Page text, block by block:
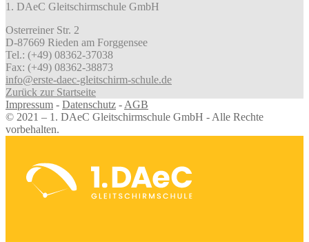
1. DAeC Gleitschirmschule GmbH
Osterreiner Str. 2
D-87669 Rieden am Forggensee
Tel.: (+49) 08362-37038
Fax: (+49) 08362-38873
info@erste-daec-gleitschirm-schule.de
Zurück zur Startseite
Impressum - Datenschutz - AGB
© 2021 – 1. DAeC Gleitschirmschule GmbH - Alle Rechte
vorbehalten.